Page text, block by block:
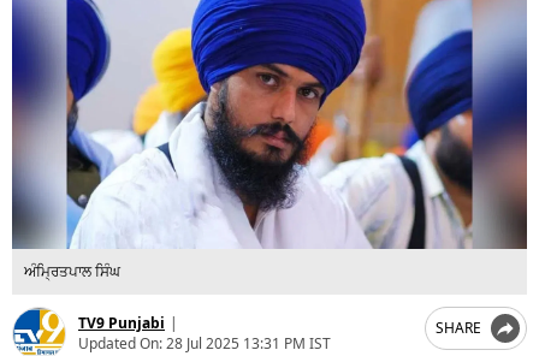
ਅੰਮ੍ਰਿਤਪਾਲ ਸਿੰਘ
TV9 Punjabi |
Updated On:28 Jul 2025 13:31 PM IST
SHARE